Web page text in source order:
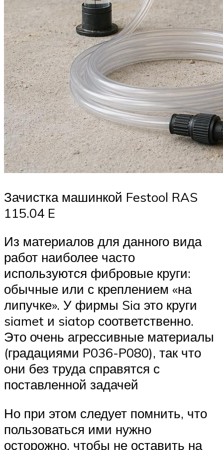
Зачистка машинкой Festool RAS
115.04 E
Из материалов для данного вида
работ наиболее часто
используются фибровые круги:
обычные или с креплением «на
липучке». У фирмы Sia это круги
siamet и siatop соответственно.
Это очень агрессивные материалы
(градациями P036-P080), так что
они без труда справятся с
поставленной задачей
Но при этом следует помнить, что
пользоваться ими нужно
осторожно, чтобы не оставить на